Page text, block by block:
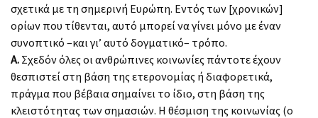
σχετικά με τη σημερινή Ευρώπη. Εντός των [χρονικών]
ορίων που τίθενται, αυτό μπορεί να γίνει μόνο με έναν
συνοπτικό –και γι’ αυτό δογματικό– τρόπο.
Α. Σχεδόν όλες οι ανθρώπινες κοινωνίες πάντοτε έχουν
θεσπιστεί στη βάση της ετερονομίας ή διαφορετικά,
πράγμα που βέβαια σημαίνει το ίδιο, στη βάση της
κλειστότητας των σημασιών. Η θέσμιση της κοινωνίας (ο